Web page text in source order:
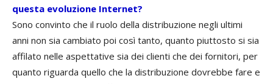
questa evoluzione Internet?
Sono convinto che il ruolo della distribuzione negli ultimi
anni non sia cambiato poi così tanto, quanto piuttosto si sia
affilato nelle aspettative sia dei clienti che dei fornitori, per
quanto riguarda quello che la distribuzione dovrebbe fare e